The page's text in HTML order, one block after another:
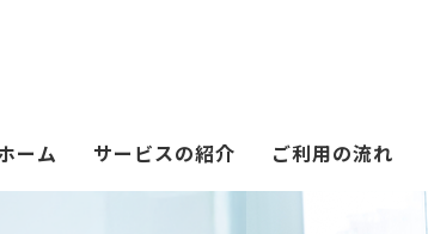
ーム サービスの紹介 ご利用の流れ